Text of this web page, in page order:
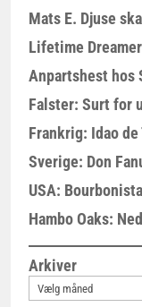
Mats E. Djuse
Lifetime
Anpartshest hos
Falster: Surt for
Frankrig: Idao
Sverige: Don
USA:
Hambo Oaks:
Arkiver